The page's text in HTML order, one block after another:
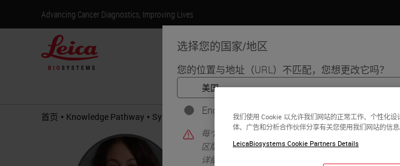
Advancing Cancer Diagnostics, Improving Lives
选择您的国家/地区
您的位置与地址（URL）不匹配，您想更改它吗？
English
每个国家/地区可能有自己的一套监管要求和医疗实
区版本中找到的信息特定于并仅适用于该国家/地区
详细信息/可用性、文档、定价和促销。
产品 生命科学
首页 • Knowledge Pathway • Sylvia Asa
Sylvia Asa
我们使用 Cookie 以允许我们网站的正常工作、个性化
体、广告和分析合作伙伴分享有关您使用我们网站的信息
LeicaBiosystems Cookie Partners Details